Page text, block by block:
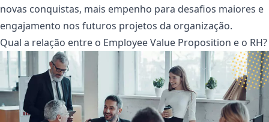
novas conquistas, mais empenho para desafios maiores e
engajamento nos futuros projetos da organização.
Qual a relação entre o Employee Value Proposition e o RH?